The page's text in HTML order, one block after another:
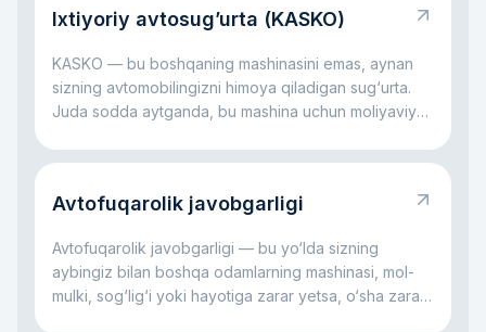
Ixtiyoriy avtosug’urta (KASKO)
KASKO — bu boshqaning mashinasini emas, aynan
sizning avtomobilingizni himoya qiladigan sug‘urta.
Juda sodda aytganda, bu mashina uchun moliyaviy
avtoturargohda shikast yetsa, daraxt tushsa yoki
qismini sug‘urta kompaniyasi o‘z zimmasiga olishi
avtomobil xarajatlari bilan yolg‘iz qoldirmaslikka
yordam beradi.
Avtofuqarolik javobgarligi
Avtofuqarolik javobgarligi — bu yo‘lda sizning
aybingiz bilan boshqa odamlarning mashinasi, mol-
mulki, sog‘lig‘i yoki hayotiga zarar yetsa, o‘sha zarar